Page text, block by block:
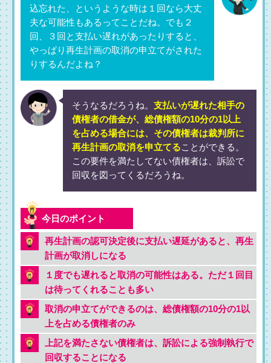
込忘れた、というような時は１回なら大丈
夫な可能性もあるってことだね。でも２
回、３回と支払い遅れがあったりすると、
やっぱり再生計画の取消の申立てがされた
りするんだよね？
そうなるだろうね。 支払いが遅れた相手の
債権者の借金が、総債権額の10分の1以上
を占める場合には、その債権者は裁判所に
再生計画の取消を申立てることができる。
この要件を満たしてない債権者は、訴訟で
回収を図ってくるだろうね。
再生計画の認可決定後に支払い遅延があると、再生
計画が取消しになる
１度でも遅れると取消の可能性はある。ただ１回目
は待ってくれることも多い
取消の申立てができるのは、総債権額の10分の1以
上を占める債権者のみ
上記を満たさない債権者は、訴訟による強制執行で
回収することになる